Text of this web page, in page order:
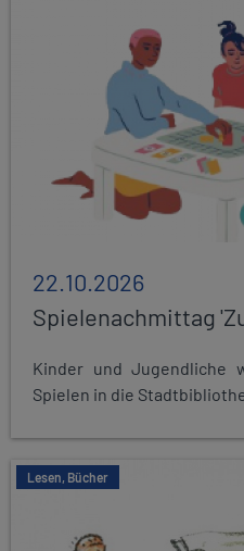
22.10.2026
Spielenachmittag
Kinder und Jugendliche
Spielen in die
Lesen, Bücher